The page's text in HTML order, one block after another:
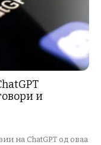
и
на ChatGPT од оваа